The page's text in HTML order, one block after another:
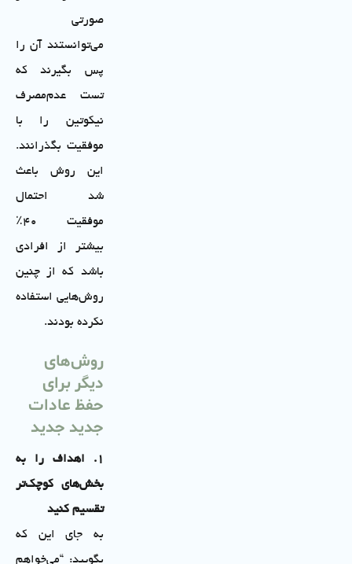
صورتی
می‌توانستند آن را
پس بگیرند که
تست عدم‌مصرف
نیکوتین را با
موفقیت بگذرانند.
این روش باعث
شد احتمال
موفقیت ۴۰٪
بیشتر از افرادی
باشد که از چنین
روش‌هایی استفاده
نکرده بودند.
روش‌های
دیگر برای
حفظ عادات
جدید جدید
۱. اهداف را به
بخش‌های کوچک‌تر
تقسیم کنید
به جای این که
بگویید: “می‌خواهم